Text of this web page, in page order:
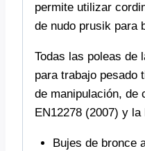
permite utilizar
de nudo prusik para
Todas las poleas de
para trabajo pesado
de manipulación, de
EN12278 (2007) y
Bujes de bronce